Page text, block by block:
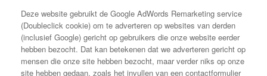
Deze website gebruikt de Google AdWords Remarketing service
(Doubleclick cookie) om te adverteren op websites van derden
(inclusief Google) gericht op gebruikers die onze website eerder
hebben bezocht. Dat kan betekenen dat we adverteren gericht op
mensen die onze site hebben bezocht, maar verder niks op onze
site hebben gedaan, zoals het invullen van een contactformulier